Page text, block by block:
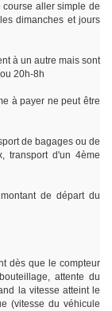
aller simple de
dimanches et jours
à un autre mais sont
20h-8h
à payer ne peut être
de bagages ou de
transport d'un 4ème
de départ du
dès que le compteur
attente du
la vitesse atteint le
(vitesse du véhicule